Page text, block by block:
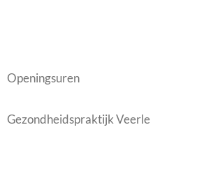
Openingsuren
Gezondheidspraktijk Veerle